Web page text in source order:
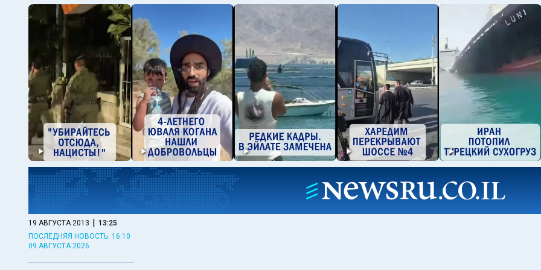
19 АВГУСТА 2013 | 13:25
ПОСЛЕДНЯЯ НОВОСТЬ: 16:10
09 АВГУСТА 2026